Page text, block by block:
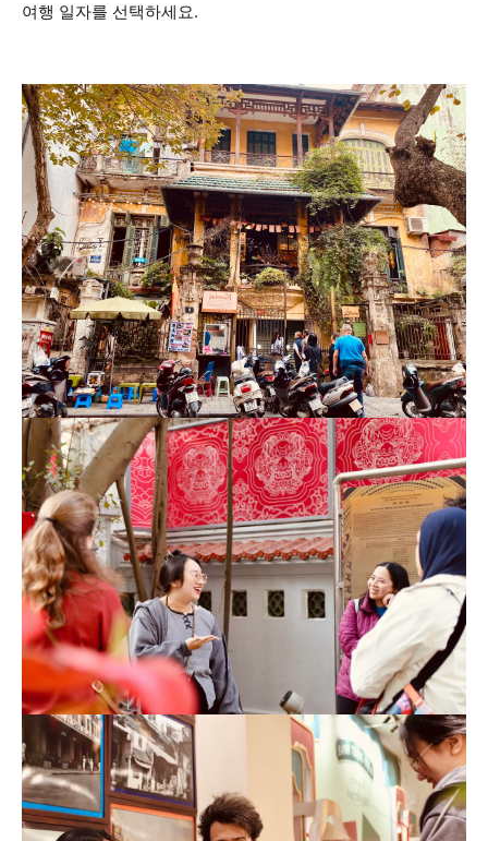
여행 일자를 선택하세요.